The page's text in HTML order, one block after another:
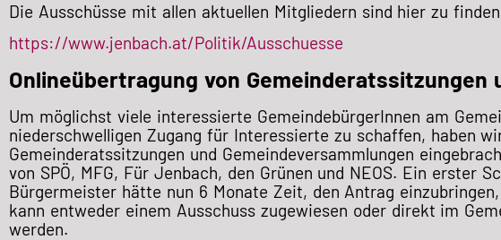
Die Ausschüsse mit allen aktuellen Mitgliedern sind hier zu
https://www.jenbach.at/Politik/Ausschuesse
Onlineübertragung von Gemeinderatssitzungen
Um möglichst viele interessierte GemeindebürgerInnen am
niederschwelligen Zugang für Interessierte zu schaffen, haben
Gemeinderatssitzungen und Gemeindeversammlungen
von SPÖ, MFG, Für Jenbach, den Grünen und NEOS. Ein erster
Bürgermeister hätte nun 6 Monate Zeit, den Antrag
kann entweder einem Ausschuss zugewiesen oder direkt im
werden.